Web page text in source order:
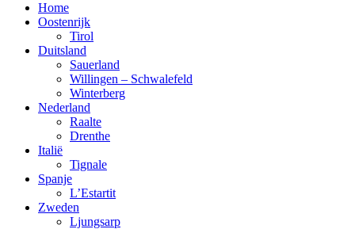
Home
Oostenrijk
Tirol
Duitsland
Sauerland
Willingen – Schwalefeld
Winterberg
Nederland
Raalte
Drenthe
Italië
Tignale
Spanje
L’Estartit
Zweden
Ljungsarp